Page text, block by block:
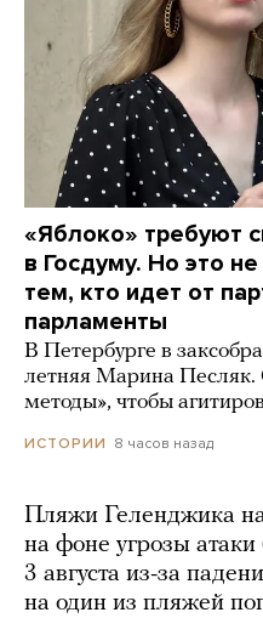
«Яблоко» требуют
в Госдуму. Но это
тем, кто идет от
парламенты
В Петербурге в
летняя Марина
методы», чтобы
ИСТОРИИ 8 часов назад
Пляжи Геленджика
на фоне угрозы атаки
3 августа из-за
на один из пляжей